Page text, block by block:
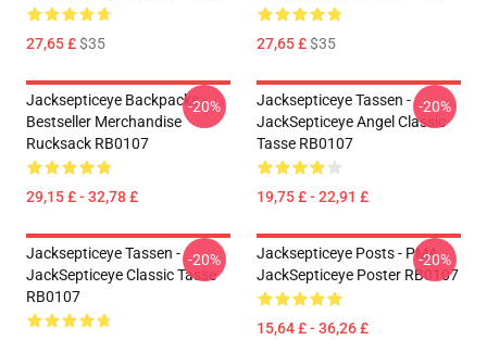
27,65 £$35 27,65 £$35
Jacksepticeye Backpacks -
Bestseller Merchandise
Rucksack RB0107
29,15 £ - 32,78 £
-20%
Jacksepticeye Tassen -
JackSepticeye Angel Classic
Tasse RB0107
19,75 £ - 22,91 £
-20%
Jacksepticeye Tassen -
JackSepticeye Classic Tasse
RB0107
-20%
Jacksepticeye Posts - PMA
JackSepticeye Poster RB0107
15,64 £ - 36,26 £
-20%